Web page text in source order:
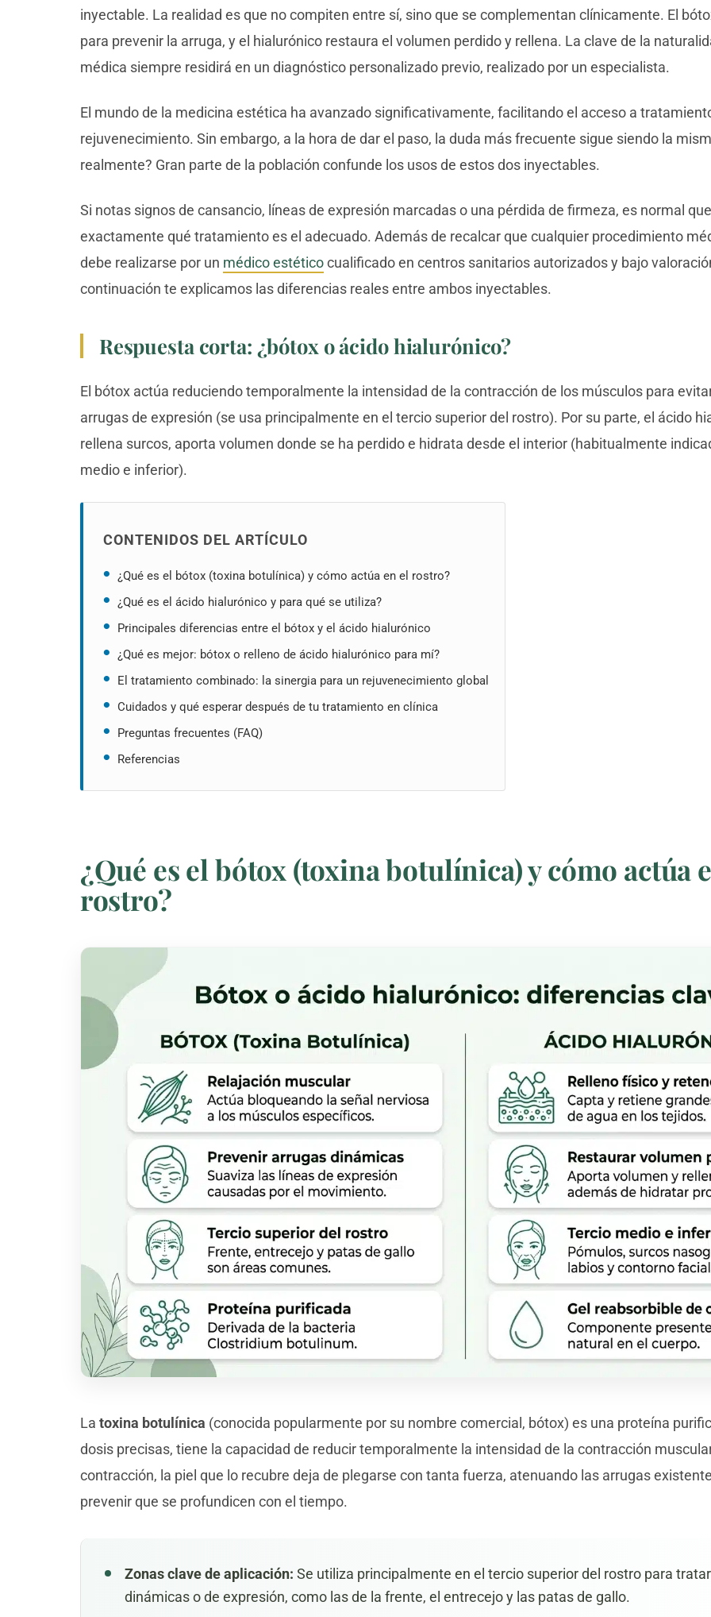
inyectable. La realidad es que no compiten entre sí, sino que se complementan clínicamente. El
para prevenir la arruga, y el hialurónico restaura el volumen perdido y rellena. La clave de la
médica siempre residirá en un diagnóstico personalizado previo, realizado por un especialista.
El mundo de la medicina estética ha avanzado significativamente, facilitando el acceso a
rejuvenecimiento. Sin embargo, a la hora de dar el paso, la duda más frecuente sigue siendo la
realmente? Gran parte de la población confunde los usos de estos dos inyectables.
Si notas signos de cansancio, líneas de expresión marcadas o una pérdida de firmeza, es normal
exactamente qué tratamiento es el adecuado. Además de recalcar que cualquier procedimiento
debe realizarse por un médico estéticocualificado en centros sanitarios autorizados y bajo
continuación te explicamos las diferencias reales entre ambos inyectables.
Respuesta corta: ¿bótox o ácido hialurónico?
El bótox actúa reduciendo temporalmente la intensidad de la contracción de los músculos para
arrugas de expresión (se usa principalmente en el tercio superior del rostro). Por su parte, el ácido
rellena surcos, aporta volumen donde se ha perdido e hidrata desde el interior (habitualmente
medio e inferior).
CONTENIDOS DEL ARTÍCULO
¿Qué es el bótox (toxina botulínica) y cómo actúa en el rostro?
¿Qué es el ácido hialurónico y para qué se utiliza?
Principales diferencias entre el bótox y el ácido hialurónico
¿Qué es mejor: bótox o relleno de ácido hialurónico para mí?
El tratamiento combinado: la sinergia para un rejuvenecimiento global
Cuidados y qué esperar después de tu tratamiento en clínica
Preguntas frecuentes (FAQ)
Referencias
¿Qué es el bótox (toxina botulínica) y cómo actúa
rostro?
La toxina botulínica (conocida popularmente por su nombre comercial, bótox) es una proteína
dosis precisas, tiene la capacidad de reducir temporalmente la intensidad de la contracción
contracción, la piel que lo recubre deja de plegarse con tanta fuerza, atenuando las arrugas
prevenir que se profundicen con el tiempo.
Zonas clave de aplicación: Se utiliza principalmente en el tercio superior del rostro para
dinámicas o de expresión, como las de la frente, el entrecejo y las patas de gallo.